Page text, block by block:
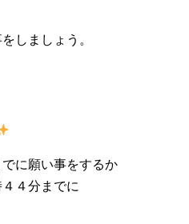
しましょう。
に願い事をするか
４分までに